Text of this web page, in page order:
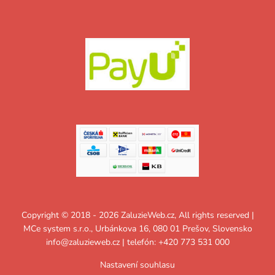
Copyright © 2018 - 2026 ZaluzieWeb.cz, All rights reserved |
MCe system s.r.o., Urbánkova 16, 080 01 Prešov, Slovensko
info@zaluzieweb.cz| telefón: +420 773 531 000
Nastavení souhlasu